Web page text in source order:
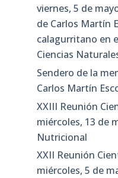
viernes, 5 de
de Carlos Martín
calagurritano en
Ciencias
Sendero de la
Carlos Martín
XXIII Reunión
miércoles, 13 de
Nutricional
XXII Reunión
miércoles, 5 de